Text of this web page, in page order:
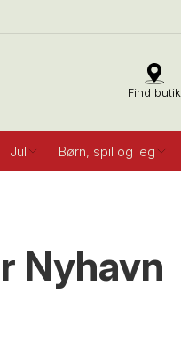
Find butik
Jul Børn, spil og leg
Nyhavn